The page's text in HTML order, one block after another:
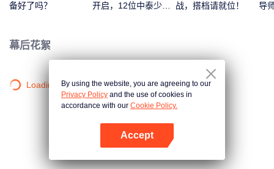
备好了吗？
开启，12位中泰少年
战，搭档请就位！
导
幕后花絮
Loading…By using the website, you are agreeing to our
Privacy Policy and the use of cookies in
accordance with our Cookie Policy.
Accept